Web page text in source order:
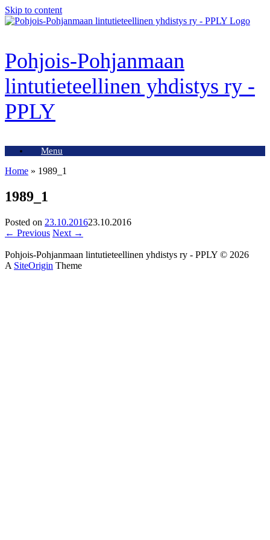
Skip to content
Pohjois-Pohjanmaan
lintutieteellinen yhdistys ry -
PPLY
Menu
Home » 1989_1
1989_1
Posted on 23.10.201623.10.2016
← Previous Next →
Pohjois-Pohjanmaan lintutieteellinen yhdistys ry - PPLY © 2026
A SiteOrigin Theme